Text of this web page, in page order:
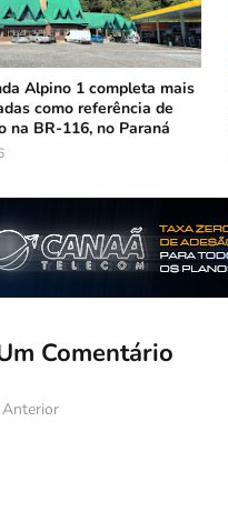
Alpino 1 completa mais
como referência de
na BR-116, no Paraná
Comentário